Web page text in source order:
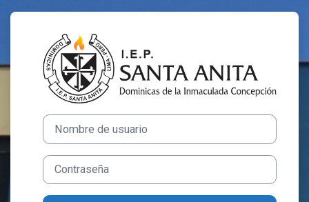
Nombre de usuario
Contraseña